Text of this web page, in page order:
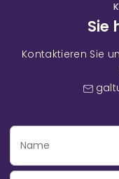
Sie
Kontaktieren Sie
Name